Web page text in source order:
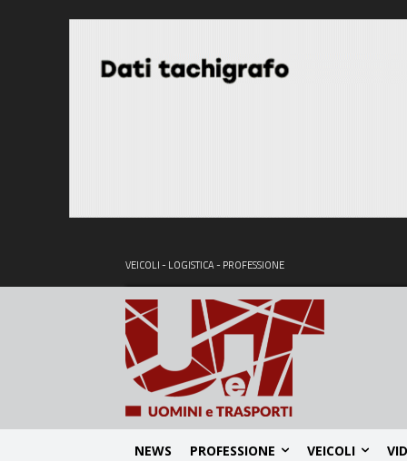
VEICOLI - LOGISTICA - PROFESSIONE
NEWS PROFESSIONE VEICOLI